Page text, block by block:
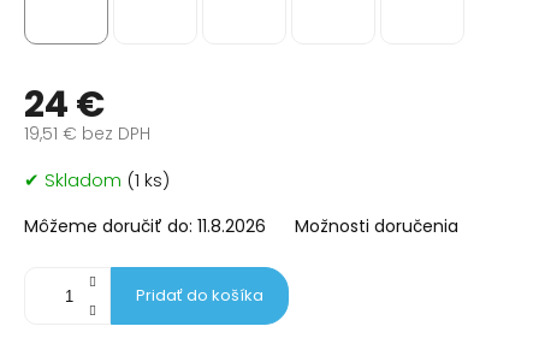
24 €
19,51 € bez DPH
Jednotková
cena:
✔ Skladom (1 ks)
Môžeme doručiť do: 11.8.2026 Možnosti doručenia
Pridať do košíka